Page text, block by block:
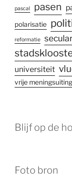
pascal pasen
polarisatie
reformatie
universiteit
vrije meningsuiting
Blijf op de
Foto bron